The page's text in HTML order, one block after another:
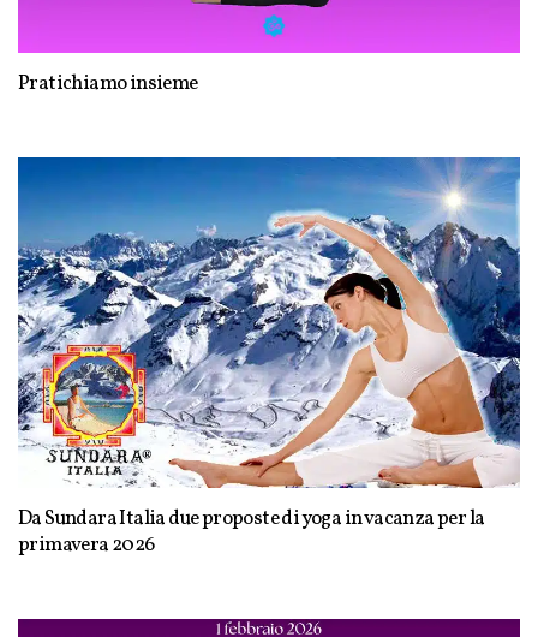
Pratichiamo insieme
Da Sundara Italia due proposte di yoga in vacanza per la
primavera 2026